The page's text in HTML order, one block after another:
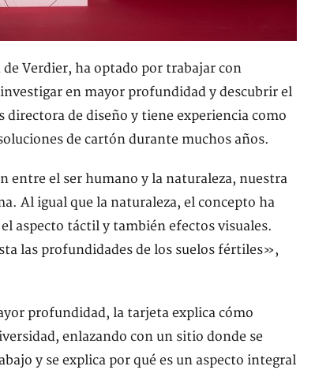
Verdier, ha optado por trabajar con
en mayor profundidad y descubrir el
de diseño y tiene experiencia como
de cartón durante muchos años.
entre el ser humano y la naturaleza, nuestra
Al igual que la naturaleza, el concepto ha
aspecto táctil y también efectos visuales.
las profundidades de los suelos fértiles»,
profundidad, la tarjeta explica cómo
enlazando con un sitio donde se
y se explica por qué es un aspecto integral